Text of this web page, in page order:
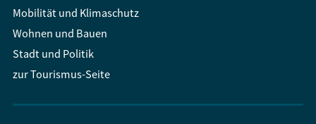
Mobilität und Klimaschutz
Wohnen und Bauen
Stadt und Politik
zur Tourismus-Seite